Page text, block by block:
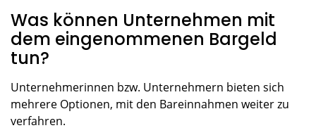
Was können Unternehmen mit
dem eingenommenen Bargeld
tun?
Unternehmerinnen bzw. Unternehmern bieten sich
mehrere Optionen, mit den Bareinnahmen weiter zu
verfahren.